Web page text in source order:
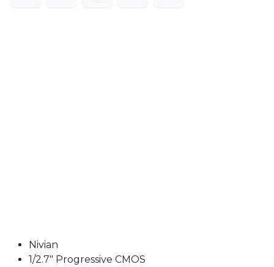
Nivian
1/2.7" Progressive CMOS